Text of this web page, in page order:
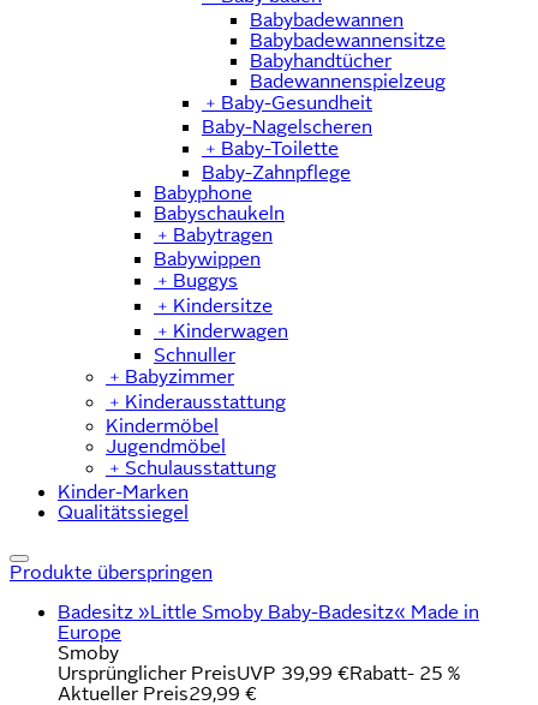
Babybadewannen
Babybadewannensitze
Babyhandtücher
Badewannenspielzeug
﹢ Baby-Gesundheit
Baby-Nagelscheren
﹢ Baby-Toilette
Baby-Zahnpflege
Babyphone
Babyschaukeln
﹢ Babytragen
Babywippen
﹢ Buggys
﹢ Kindersitze
﹢ Kinderwagen
Schnuller
﹢ Babyzimmer
﹢ Kinderausstattung
Kindermöbel
Jugendmöbel
﹢ Schulausstattung
Kinder-Marken
Qualitätssiegel
Produkte überspringen
Badesitz »Little Smoby Baby-Badesitz« Made in
Europe
Smoby
Ursprünglicher PreisUVP 39,99 €Rabatt- 25 %
Aktueller Preis29,99 €